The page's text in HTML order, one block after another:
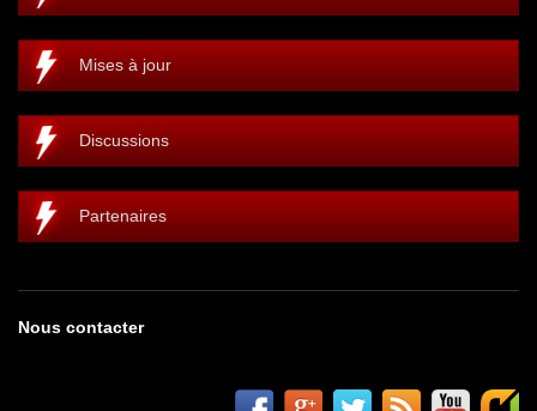
Mises à jour
Discussions
Partenaires
Nous contacter